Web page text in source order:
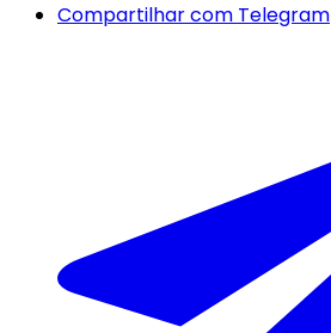
Compartilhar com Telegram